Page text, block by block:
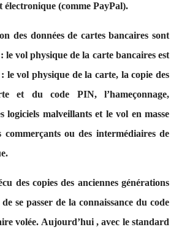
électronique (comme PayPal).
des données de cartes bancaires sont
le vol physique de la carte bancaires est
le vol physique de la carte, la copie des
et du code PIN, l’hameçonnage,
logiciels malveillants et le vol en masse
commerçants ou des intermédiaires de
des copies des anciennes générations
se passer de la connaissance du code
volée. Aujourd’hui , avec le standard